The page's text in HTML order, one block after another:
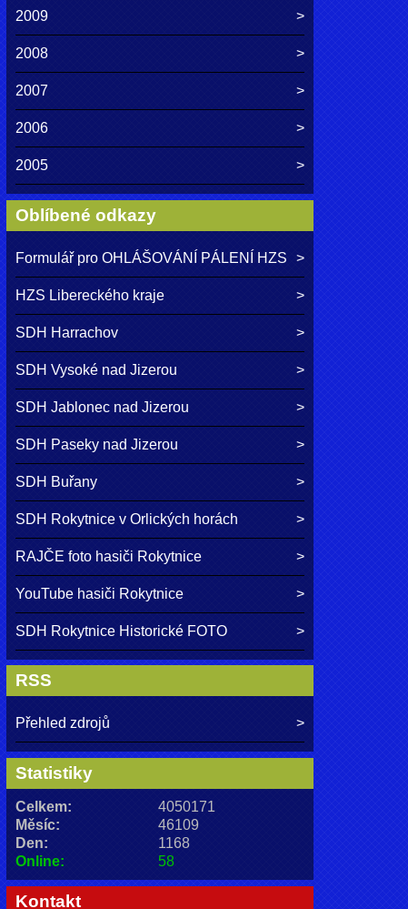
2009
2008
2007
2006
2005
Oblíbené odkazy
Formulář pro OHLÁŠOVÁNÍ PÁLENÍ HZS
HZS Libereckého kraje
SDH Harrachov
SDH Vysoké nad Jizerou
SDH Jablonec nad Jizerou
SDH Paseky nad Jizerou
SDH Buřany
SDH Rokytnice v Orlických horách
RAJČE foto hasiči Rokytnice
YouTube hasiči Rokytnice
SDH Rokytnice Historické FOTO
RSS
Přehled zdrojů
Statistiky
Online: 58
Celkem:
4050171
Měsíc:
46109
Den:
1168
Kontakt